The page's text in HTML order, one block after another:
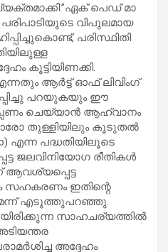
പെഡ് മാ
വിപുലമായ
പരിസ്ഥിതി
കൂട്ടിയിണക്കി.
ആർട്ട് ഓഫ് ലിവിംഗ്
പറയുകയും ഈ
ചെയ്യാൻ ആഹ്വാനം
തുള്ളിയിലും കൂടുതൽ
എന്ന പദ്ധതിയിലൂടെ
ജലവിനിയോഗ രീതികൾ
ആവശ്യപ്പെട്ട
സഹകരണം ഇതിന്റെ
എടുത്തുപറഞ്ഞു.
സാഹചര്യത്തിൽ
അദ്ദേഹം